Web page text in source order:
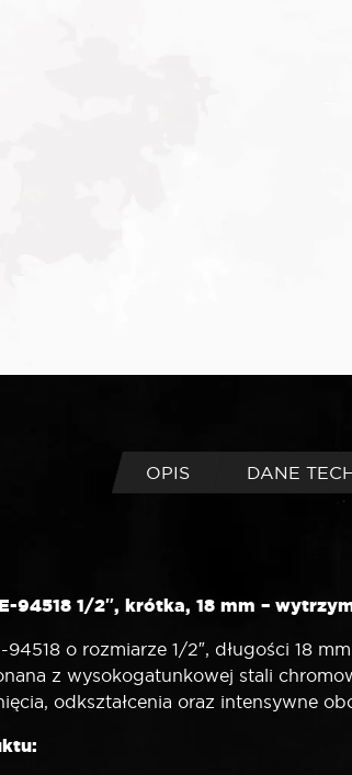
OPIS DANE
94518 1/2″, krótka, 18 mm –
94518 o rozmiarze 1/2″, długości 18
z wysokogatunkowej stali
odkształcenia oraz intensywne